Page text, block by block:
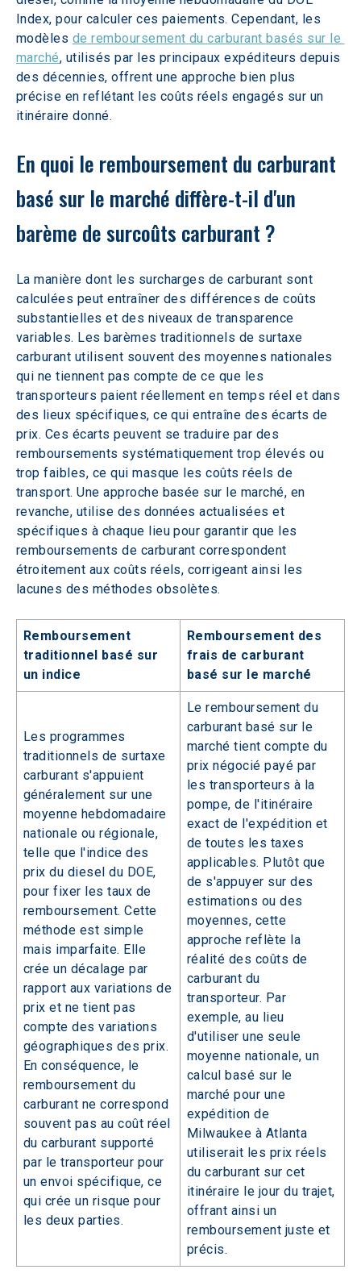
Index, pour calculer ces paiements. Cependant, les
modèles de remboursement du carburant basés sur le
marché, utilisés par les principaux expéditeurs depuis
des décennies, offrent une approche bien plus
précise en reflétant les coûts réels engagés sur un
itinéraire donné.
En quoi le remboursement du carburant
basé sur le marché diffère-t-il d'un
barème de surcoûts carburant ?
La manière dont les surcharges de carburant sont
calculées peut entraîner des différences de coûts
substantielles et des niveaux de transparence
variables. Les barèmes traditionnels de surtaxe
carburant utilisent souvent des moyennes nationales
qui ne tiennent pas compte de ce que les
transporteurs paient réellement en temps réel et dans
des lieux spécifiques, ce qui entraîne des écarts de
prix. Ces écarts peuvent se traduire par des
remboursements systématiquement trop élevés ou
trop faibles, ce qui masque les coûts réels de
transport. Une approche basée sur le marché, en
revanche, utilise des données actualisées et
spécifiques à chaque lieu pour garantir que les
remboursements de carburant correspondent
étroitement aux coûts réels, corrigeant ainsi les
lacunes des méthodes obsolètes.
Remboursement
traditionnel basé sur
un indice
Remboursement des
frais de carburant
basé sur le marché
Les programmes
traditionnels de surtaxe
carburant s'appuient
généralement sur une
moyenne hebdomadaire
nationale ou régionale,
telle que l'indice des
prix du diesel du DOE,
pour fixer les taux de
remboursement. Cette
méthode est simple
mais imparfaite. Elle
crée un décalage par
rapport aux variations de
prix et ne tient pas
compte des variations
géographiques des prix.
En conséquence, le
remboursement du
carburant ne correspond
souvent pas au coût réel
du carburant supporté
par le transporteur pour
un envoi spécifique, ce
qui crée un risque pour
les deux parties.
Le remboursement du
carburant basé sur le
marché tient compte du
prix négocié payé par
les transporteurs à la
pompe, de l'itinéraire
exact de l'expédition et
de toutes les taxes
applicables. Plutôt que
de s'appuyer sur des
estimations ou des
moyennes, cette
approche reflète la
réalité des coûts de
carburant du
transporteur. Par
exemple, au lieu
d'utiliser une seule
moyenne nationale, un
calcul basé sur le
marché pour une
expédition de
Milwaukee à Atlanta
utiliserait les prix réels
du carburant sur cet
itinéraire le jour du trajet,
offrant ainsi un
remboursement juste et
précis.